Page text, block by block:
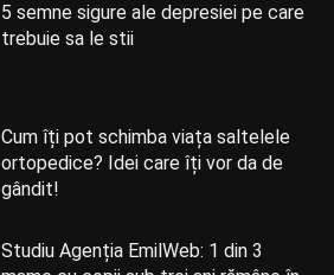
5 semne sigure ale depresiei pe care
trebuie sa le stii
Cum îți pot schimba viața saltelele
ortopedice? Idei care îți vor da de
gândit!
Studiu Agenția EmilWeb: 1 din 3